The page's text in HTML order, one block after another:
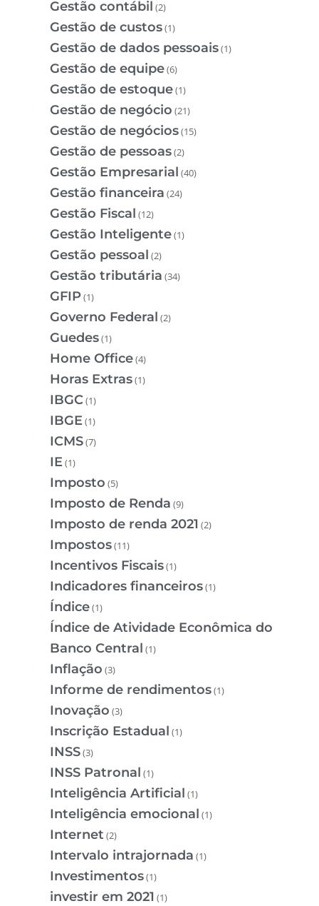
Gestão contábil (2)
Gestão de custos(1)
Gestão de dados pessoais(1)
Gestão de equipe(6)
Gestão de estoque(1)
Gestão de negócio (21)
Gestão de negócios(15)
Gestão de pessoas(2)
Gestão Empresarial (40)
Gestão financeira (24)
Gestão Fiscal (12)
Gestão Inteligente(1)
Gestão pessoal (2)
Gestão tributária (34)
GFIP(1)
Governo Federal (2)
Guedes(1)
Home Office(4)
Horas Extras(1)
IBGC(1)
IBGE(1)
ICMS(7)
IE(1)
Imposto (5)
Imposto de Renda (9)
Imposto de renda 2021 (2)
Impostos(11)
Incentivos Fiscais(1)
Indicadores financeiros(1)
Índice(1)
Índice de Atividade Econômica do
Banco Central (1)
Inflação (3)
Informe de rendimentos(1)
Inovação (3)
Inscrição Estadual (1)
INSS(3)
INSS Patronal (1)
Inteligência Artificial (1)
Inteligência emocional (1)
Internet (2)
Intervalo intrajornada (1)
Investimentos(1)
investir em 2021 (1)